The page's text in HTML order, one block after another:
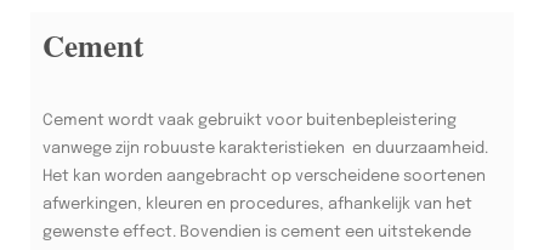
Cement
Cement wordt vaak gebruikt voor buitenbepleistering
vanwege zijn robuuste karakteristieken en duurzaamheid.
Het kan worden aangebracht op verscheidene soortenen
afwerkingen, kleuren en procedures, afhankelijk van het
gewenste effect. Bovendien is cement een uitstekende